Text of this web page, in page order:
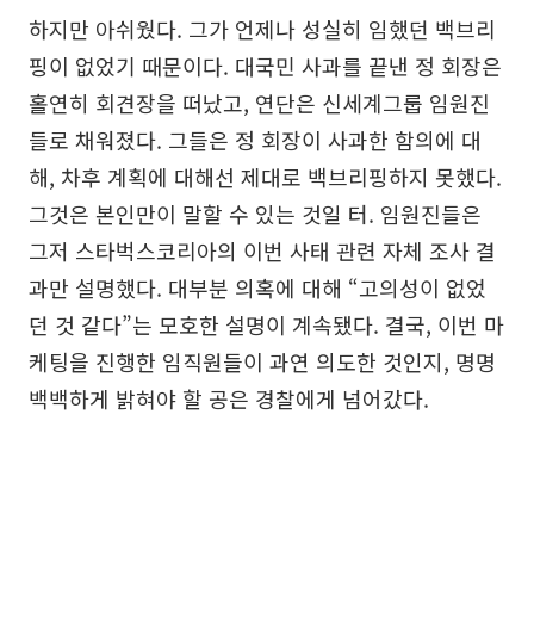
하지만 아쉬웠다. 그가 언제나 성실히 임했던 백브리
핑이 없었기 때문이다. 대국민 사과를 끝낸 정 회장은
홀연히 회견장을 떠났고, 연단은 신세계그룹 임원진
들로 채워졌다. 그들은 정 회장이 사과한 함의에 대
해, 차후 계획에 대해선 제대로 백브리핑하지 못했다.
그것은 본인만이 말할 수 있는 것일 터. 임원진들은
그저 스타벅스코리아의 이번 사태 관련 자체 조사 결
과만 설명했다. 대부분 의혹에 대해 “고의성이 없었
던 것 같다”는 모호한 설명이 계속됐다. 결국, 이번 마
케팅을 진행한 임직원들이 과연 의도한 것인지, 명명
백백하게 밝혀야 할 공은 경찰에게 넘어갔다.